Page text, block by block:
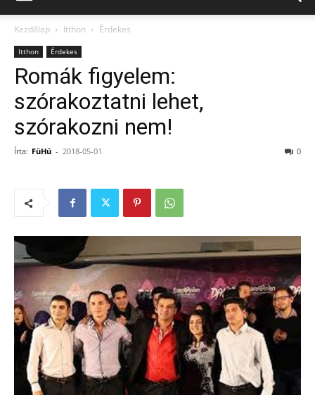
Kezdőlap Itthon Érdekes
Itthon Érdekes
Romák figyelem:
szórakoztatni lehet,
szórakozni nem!
Írta: FüHü - 2018-05-01 0